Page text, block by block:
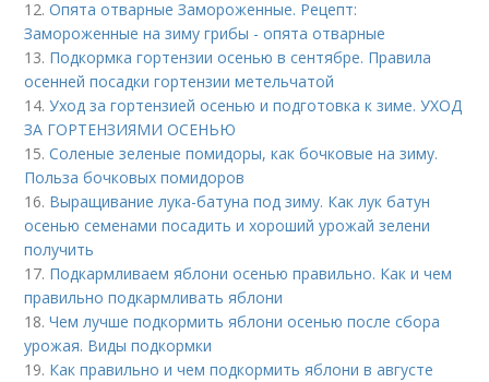
12.Опята отварные Замороженные. Рецепт:
Замороженные на зиму грибы - опята отварные
13. Подкормка гортензии осенью в сентябре. Правила
осенней посадки гортензии метельчатой
14.Уход за гортензией осенью и подготовка к зиме. УХОД
ЗА ГОРТЕНЗИЯМИ ОСЕНЬЮ
15.Соленые зеленые помидоры, как бочковые на зиму.
Польза бочковых помидоров
16. Выращивание лука-батуна под зиму. Как лук батун
осенью семенами посадить и хороший урожай зелени
получить
17. Подкармливаем яблони осенью правильно. Как и чем
правильно подкармливать яблони
18.Чем лучше подкормить яблони осенью после сбора
урожая. Виды подкормки
19. Как правильно и чем подкормить яблони в августе